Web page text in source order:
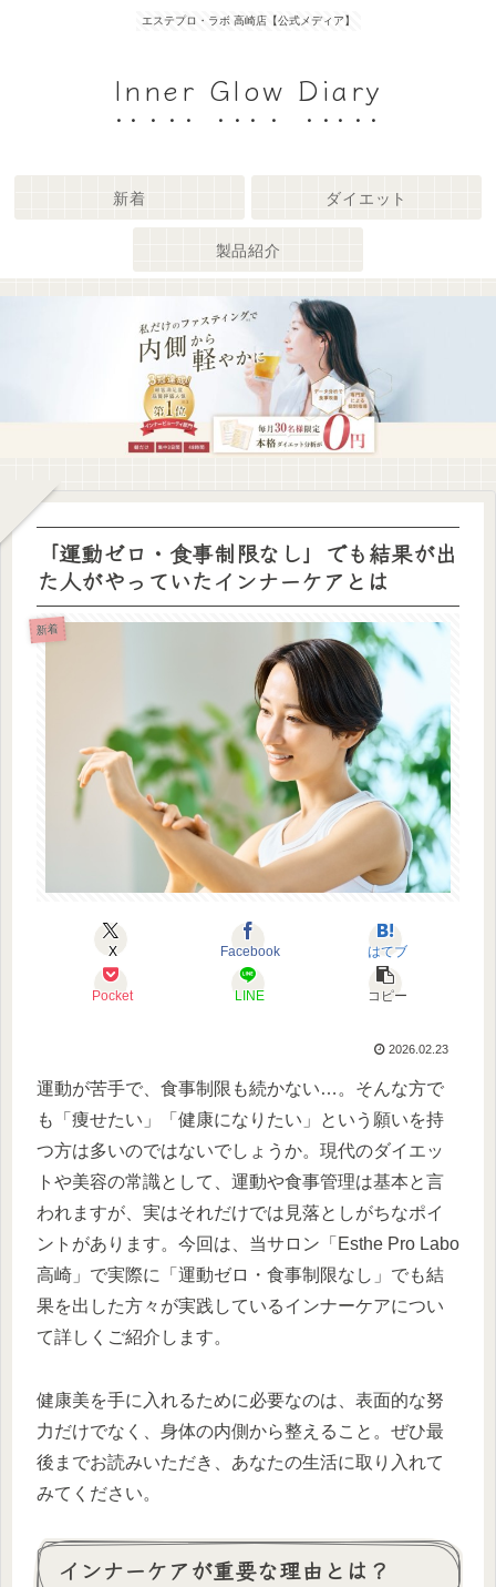
エステプロ・ラボ 高崎店【公式メディア】
Inner Glow Diary
新着 ダイエット
製品紹介
「運動ゼロ・食事制限なし」でも結果が出
た人がやっていたインナーケアとは
新着
X Facebook はてブ
Pocket LINE コピー
2026.02.23
運動が苦手で、食事制限も続かない…。そんな方で
も「痩せたい」「健康になりたい」という願いを持
つ方は多いのではないでしょうか。現代のダイエッ
トや美容の常識として、運動や食事管理は基本と言
われますが、実はそれだけでは見落としがちなポイ
ントがあります。今回は、当サロン「Esthe Pro Labo
高崎」で実際に「運動ゼロ・食事制限なし」でも結
果を出した方々が実践しているインナーケアについ
て詳しくご紹介します。
健康美を手に入れるために必要なのは、表面的な努
力だけでなく、身体の内側から整えること。ぜひ最
後までお読みいただき、あなたの生活に取り入れて
みてください。
インナーケアが重要な理由とは？